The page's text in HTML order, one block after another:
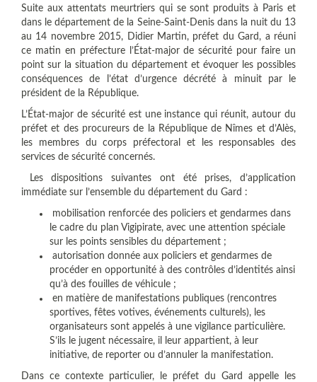
Suite aux attentats meurtriers qui se sont produits à Paris et
dans le département de la Seine-Saint-Denis dans la nuit du 13
au 14 novembre 2015, Didier Martin, préfet du Gard, a réuni
ce matin en préfecture l’État-major de sécurité pour faire un
point sur la situation du département et évoquer les possibles
conséquences de l’état d’urgence décrété à minuit par le
président de la République.
L’État-major de sécurité est une instance qui réunit, autour du
préfet et des procureurs de la République de Nîmes et d’Alès,
les membres du corps préfectoral et les responsables des
services de sécurité concernés.
Les dispositions suivantes ont été prises, d’application
immédiate sur l’ensemble du département du Gard :
mobilisation renforcée des policiers et gendarmes dans
le cadre du plan Vigipirate, avec une attention spéciale
sur les points sensibles du département ;
autorisation donnée aux policiers et gendarmes de
procéder en opportunité à des contrôles d’identités ainsi
qu’à des fouilles de véhicule ;
en matière de manifestations publiques (rencontres
sportives, fêtes votives, événements culturels), les
organisateurs sont appelés à une vigilance particulière.
S’ils le jugent nécessaire, il leur appartient, à leur
initiative, de reporter ou d’annuler la manifestation.
Dans ce contexte particulier, le préfet du Gard appelle les